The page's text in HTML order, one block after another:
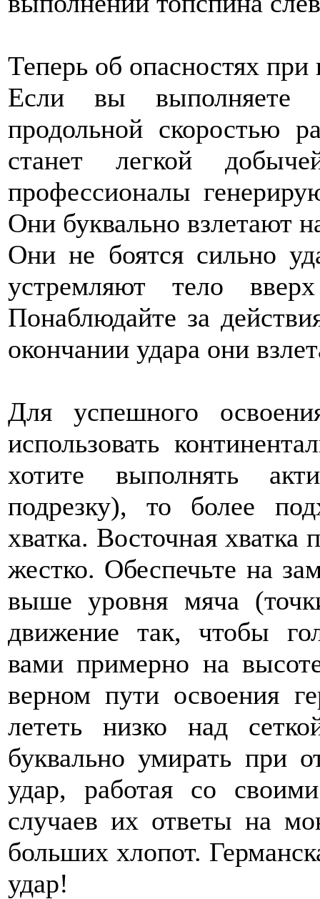
Теперь об опасностях
Если вы выполняете
продольной скоростью
станет легкой
профессионалы
Они буквально взлетают
Они не боятся сильно
устремляют тело
Понаблюдайте за
окончании удара они
Для успешного
использовать
хотите выполнять
подрезку), то более
хватка. Восточная хватка
жестко. Обеспечьте на
выше уровня мяча
движение так, чтобы
вами примерно на
верном пути освоения
лететь низко над
буквально умирать при
удар, работая со
случаев их ответы на
больших хлопот.
удар!